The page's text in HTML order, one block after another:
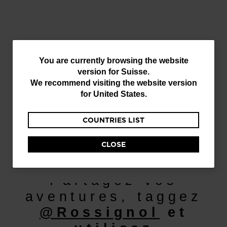
You
are
website
version
for
Suisse.
We
recommend
You are currently browsing the website
version for Suisse.
We recommend visiting the website version
for United States.
COUNTRIES LIST
CLOSE
Découvrir
Partagez vos
aventures, taggez
@Rossignol
et